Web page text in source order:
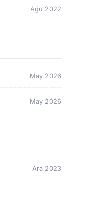
Ağu 2022
May 2026
May 2026
Ara 2023